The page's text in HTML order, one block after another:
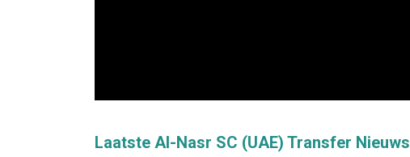
Laatste Al-Nasr SC (UAE) Transfer Nieuws